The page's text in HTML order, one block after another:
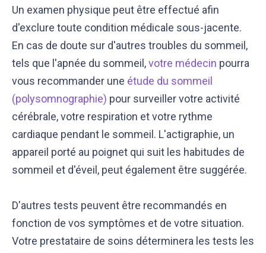
Un examen physique peut être effectué afin
d'exclure toute condition médicale sous-jacente.
En cas de doute sur d'autres troubles du sommeil,
tels que l'apnée du sommeil,votre médecin pourra
vous recommander une étude du sommeil
(polysomnographie) pour surveiller votre activité
cérébrale, votre respiration et votre rythme
cardiaque pendant le sommeil. L'actigraphie, un
appareil porté au poignet qui suit les habitudes de
sommeil et d'éveil, peut également être suggérée.
D'autres tests peuvent être recommandés en
fonction de vos symptômes et de votre situation.
Votre prestataire de soins déterminera les tests les